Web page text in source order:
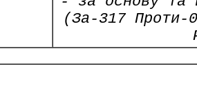
(За-317 Проти-